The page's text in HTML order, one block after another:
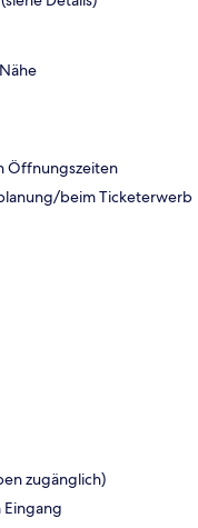
Öffnungszeiten
beim Ticketerwerb
zugänglich)